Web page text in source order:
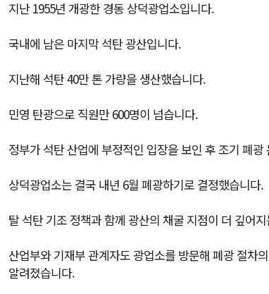
지난 1955년 개광한 경동 상덕광업소입니다.
국내에 남은 마지막 석탄 광산입니다.
지난해 석탄 40만 톤 가량을 생산했습니다.
민영 탄광으로 직원만 600명이 넘습니다.
정부가 석탄 산업에 부정적인 입장을 보인 후 조기 폐광
상덕광업소는 결국 내년 6월 폐광하기로 결정했습니다.
탈 석탄 기조 정책과 함께 광산의 채굴 지점이 더 깊어
산업부와 기재부 관계자도 광업소를 방문해 폐광 절차
알려졌습니다.